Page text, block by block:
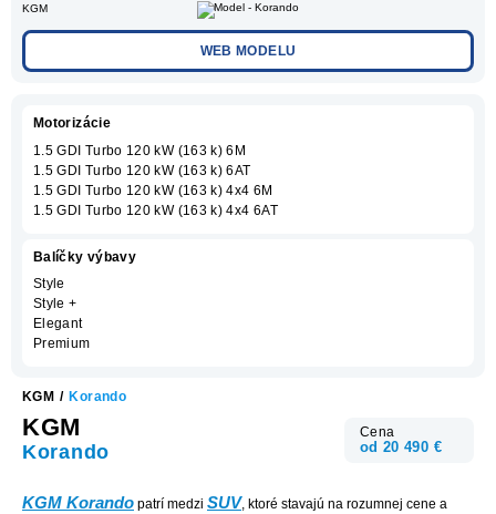
WEB MODELU
KGM / Korando
KGM
Korando
Cena
od 20 490 €
KGM Korando patrí medzi SUV, ktoré stavajú na rozumnej cene a
Motorizácie
1.5 GDI Turbo 120 kW (163 k) 6M
1.5 GDI Turbo 120 kW (163 k) 6AT
1.5 GDI Turbo 120 kW (163 k) 4x4 6M
1.5 GDI Turbo 120 kW (163 k) 4x4 6AT
Balíčky výbavy
Style
Style +
Elegant
Premium